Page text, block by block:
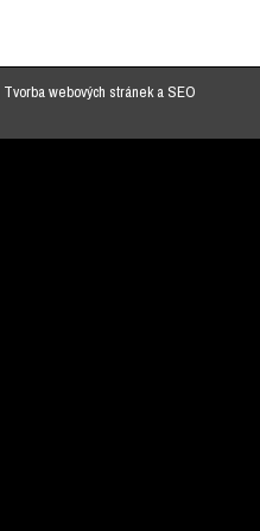
Tvorba webových stráneka SEO